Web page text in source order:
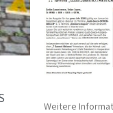
Weitere